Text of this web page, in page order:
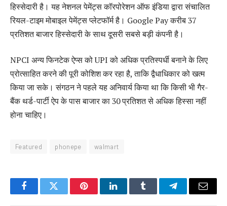
हिस्सेदारी है। यह नेशनल पेमेंट्स कॉरपोरेशन ऑफ इंडिया द्वारा संचालित
रियल-टाइम मोबाइल पेमेंट्स प्लेटफॉर्म है। Google Pay करीब 37
प्रतिशत बाजार हिस्सेदारी के साथ दूसरी सबसे बड़ी कंपनी है।
NPCI अन्य फिनटेक ऐप्स को UPI को अधिक प्रतिस्पर्धी बनाने के लिए
प्रोत्साहित करने की पूरी कोशिश कर रहा है, ताकि द्वैधाधिकार को खत्म
किया जा सके। संगठन ने पहले यह अनिवार्य किया था कि किसी भी गैर-
बैंक थर्ड-पार्टी ऐप के पास बाजार का 30 प्रतिशत से अधिक हिस्सा नहीं
होना चाहिए।
Featured phonepe walmart
FacebookTwitter PinterestLinkedInTumblr TelegramEmail